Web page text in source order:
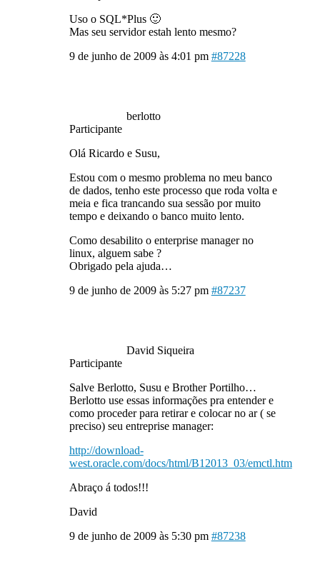
Uso o SQL*Plus 🙂
Mas seu servidor estah lento mesmo?
9 de junho de 2009 às 4:01 pm #87228
berlotto
Participante
Olá Ricardo e Susu,
Estou com o mesmo problema no meu banco
de dados, tenho este processo que roda volta e
meia e fica trancando sua sessão por muito
tempo e deixando o banco muito lento.
Como desabilito o enterprise manager no
linux, alguem sabe ?
Obrigado pela ajuda…
9 de junho de 2009 às 5:27 pm #87237
David Siqueira
Participante
Salve Berlotto, Susu e Brother Portilho…
Berlotto use essas informações pra entender e
como proceder para retirar e colocar no ar ( se
preciso) seu entreprise manager:
http://download-
west.oracle.com/docs/html/B12013_03/emctl.htm
Abraço á todos!!!
David
9 de junho de 2009 às 5:30 pm #87238